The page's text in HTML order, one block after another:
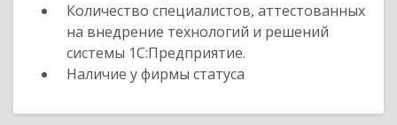
Количество специалистов, аттестованных
на внедрение технологий и решений
системы 1С:Предприятие.
Наличие у фирмы статуса